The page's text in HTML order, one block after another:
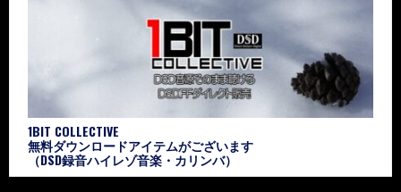
1BIT COLLECTIVE
無料ダウンロードアイテムがございます
（DSD録音ハイレゾ音楽・カリンバ）